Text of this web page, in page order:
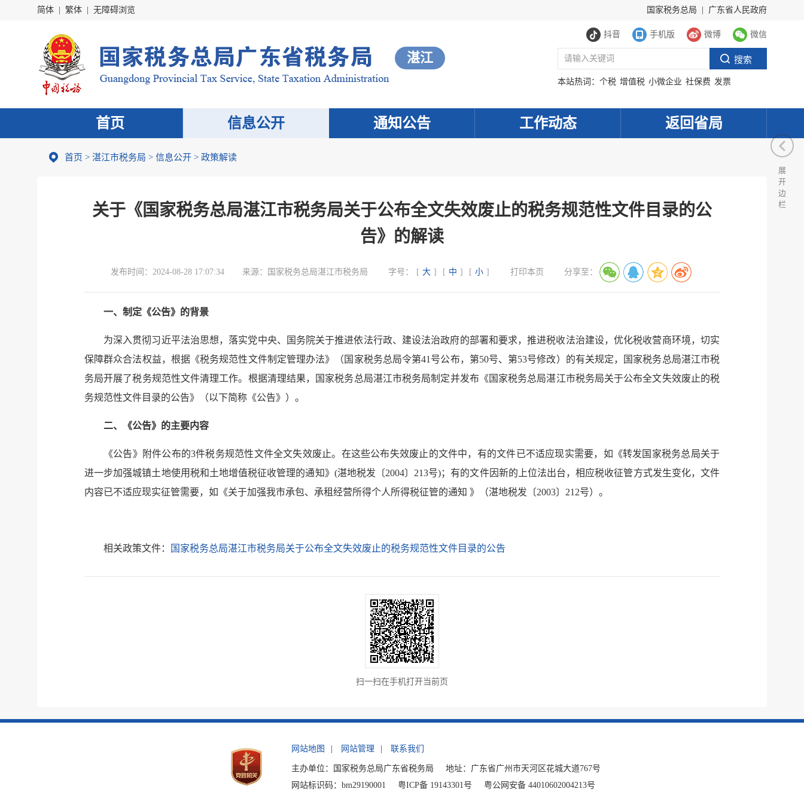
简体 繁体 无障碍浏览 国家税务总局 广东省人民政府
抖音 手机版 微博 微信
湛江
本站热词： 个税 增值税 小微企业 社保费 发票
首页 信息公开 通知公告 工作动态 返回省局
首页 > 湛江市税务局 > 信息公开 > 政策解读
关于《国家税务总局湛江市税务局关于公布全文失效废止的税务规范性文件目录的公
告》的解读
发布时间： 2024-08-28 17:07:34 来源： 国家税务总局湛江市税务局 字号： [ 大 ] [ 中 ] [ 小 ] 打印本页 分享至：
一、制定《公告》的背景
为深入贯彻习近平法治思想，落实党中央、国务院关于推进依法行政、建设法治政府的部署和要求，推进税收法治建设，优化税收营商环境，切实
保障群众合法权益，根据《税务规范性文件制定管理办法》（国家税务总局令第41号公布，第50号、第53号修改）的有关规定，国家税务总局湛江市税
务局开展了税务规范性文件清理工作。根据清理结果，国家税务总局湛江市税务局制定并发布《国家税务总局湛江市税务局关于公布全文失效废止的税
务规范性文件目录的公告》（以下简称《公告》）。
二、《公告》的主要内容
《公告》附件公布的3件税务规范性文件全文失效废止。在这些公布失效废止的文件中，有的文件已不适应现实需要，如《转发国家税务总局关于
进一步加强城镇土地使用税和土地增值税征收管理的通知》(湛地税发〔2004〕213号)；有的文件因新的上位法出台，相应税收征管方式发生变化，文件
内容已不适应现实征管需要，如《关于加强我市承包、承租经营所得个人所得税征管的通知 》（湛地税发〔2003〕212号）。
相关政策文件： 国家税务总局湛江市税务局关于公布全文失效废止的税务规范性文件目录的公告
扫一扫在手机打开当前页
网站地图 网站管理 联系我们
主办单位：国家税务总局广东省税务局
地址：广东省广州市天河区花城大道767号
网站标识码：bm29190001
粤ICP备 19143301号 粤公网安备 44010602004213号
展
开
边
栏